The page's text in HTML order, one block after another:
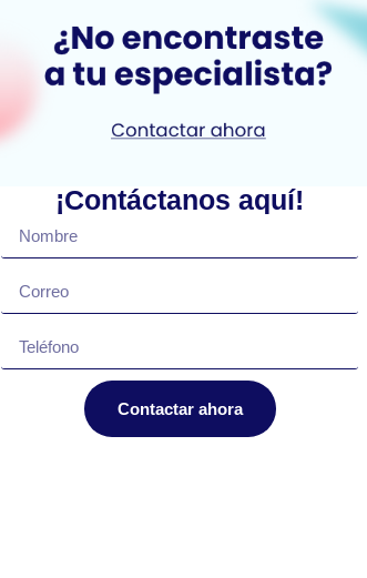
¡Contáctanos aquí!
Contactar ahora